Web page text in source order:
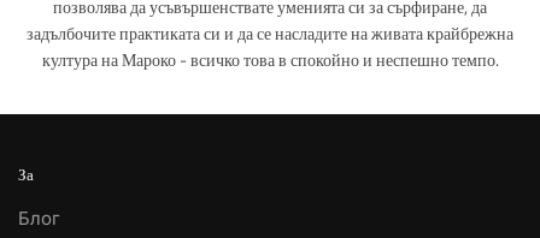
позволява да усъвършенствате уменията си за сърфиране, да
задълбочите практиката си и да се насладите на живата крайбрежна
култура на Мароко - всичко това в спокойно и неспешно темпо.
За
Блог